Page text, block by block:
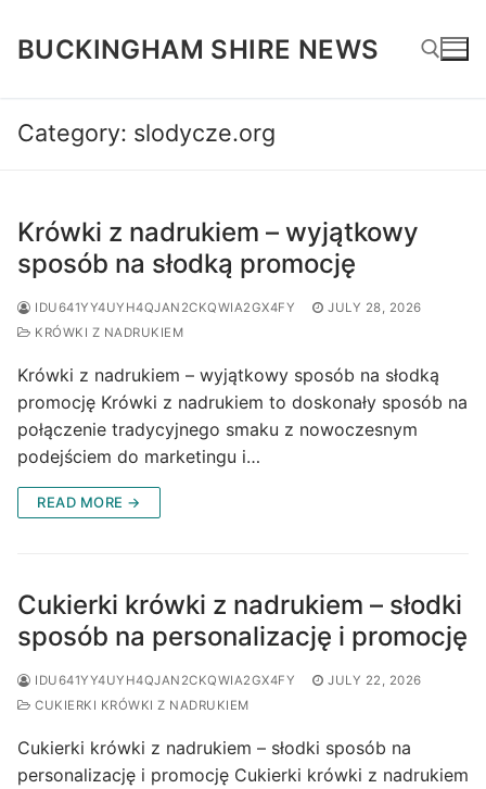
content
BUCKINGHAM SHIRE NEWS
Search for:
Category: slodycze.org
Krówki z nadrukiem – wyjątkowy
sposób na słodką promocję
IDU641YY4UYH4QJAN2CKQWIA2GX4FY
JULY 28, 2026
KRÓWKI Z NADRUKIEM
Krówki z nadrukiem – wyjątkowy sposób na słodką
promocję Krówki z nadrukiem to doskonały sposób na
połączenie tradycyjnego smaku z nowoczesnym
podejściem do marketingu i…
READ MORE →
Cukierki krówki z nadrukiem – słodki
sposób na personalizację i promocję
IDU641YY4UYH4QJAN2CKQWIA2GX4FY
JULY 22, 2026
CUKIERKI KRÓWKI Z NADRUKIEM
Cukierki krówki z nadrukiem – słodki sposób na
personalizację i promocję Cukierki krówki z nadrukiem